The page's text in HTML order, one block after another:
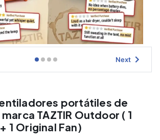
Next
portátiles de
TAZTIR Outdoor ( 1
1 Original Fan)